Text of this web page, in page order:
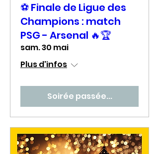
⚽ Finale de Ligue des
Champions : match
PSG - Arsenal 🔥🏆
sam. 30 mai
Plus d'infos
Soirée passée...